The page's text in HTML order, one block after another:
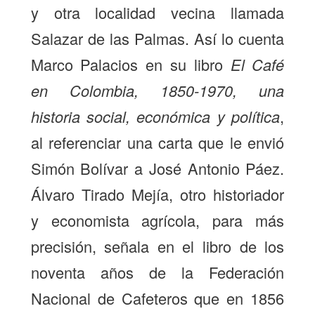
y otra localidad vecina llamada
Salazar de las Palmas. Así lo cuenta
Marco Palacios en su libro El Café
en Colombia, 1850-1970, una
historia social, económica y política,
al referenciar una carta que le envió
Simón Bolívar a José Antonio Páez.
Álvaro Tirado Mejía, otro historiador
y economista agrícola, para más
precisión, señala en el libro de los
noventa años de la Federación
Nacional de Cafeteros que en 1856